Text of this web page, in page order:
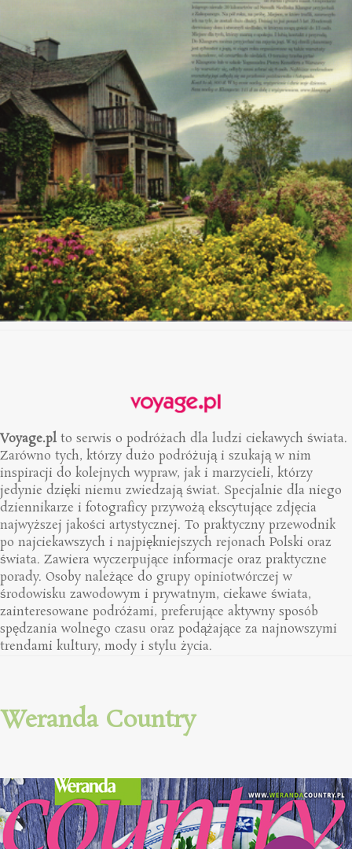
Voyage.pl to serwis o podróżach dla ludzi ciekawych świata.
Zarówno tych, którzy dużo podróżują i szukają w nim
inspiracji do kolejnych wypraw, jak i marzycieli, którzy
jedynie dzięki niemu zwiedzają świat. Specjalnie dla niego
dziennikarze i fotograficy przywożą ekscytujące zdjęcia
najwyższej jakości artystycznej. To praktyczny przewodnik
po najciekawszych i najpiękniejszych rejonach Polski oraz
świata. Zawiera wyczerpujące informacje oraz praktyczne
porady. Osoby należące do grupy opiniotwórczej w
środowisku zawodowym i prywatnym, ciekawe świata,
zainteresowane podróżami, preferujące aktywny sposób
spędzania wolnego czasu oraz podążające za najnowszymi
trendami kultury, mody i stylu życia.
Weranda Country